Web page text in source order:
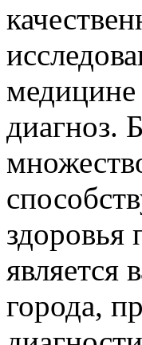
медицине
диагноз.
является
города,